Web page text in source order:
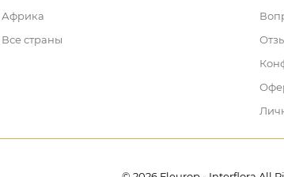
Африка
Все страны